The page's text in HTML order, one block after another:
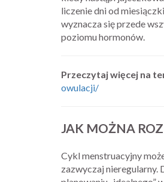
liczenie dni od
wyznacza się przede
poziomu hormonów.
Przeczytaj więcej na
owulacji/
JAK MOŻNA
Cykl menstruacyjny
zazwyczaj nieregularny.